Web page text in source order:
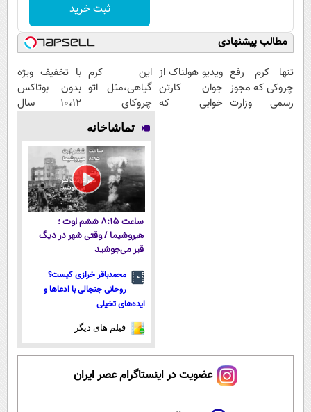
ثبت خرید
مطالب پیشنهادی
تنها کرم رفع
چروکی که مجوز
رسمی وزارت
ویدیو هولناک از
جوان کارتن
خوابی که
این کرم
گیاهی،مثل اتو
چروکای
پوستتوصاف
میکنه!50%تخفیف
با تخفیف ویژه
بدون بوتاکس
۱۰،۱۲ سال
تماشاخانه
ساعت ۸:۱۵ ششم اوت ؛
هیروشیما / وقتی شهر در دیگ
قیر می‌جوشید
محمدباقر خرازی کیست؟
روحانی جنجالی با ادعاها و
ایده‌های تخیلی
فیلم های دیگر
عضویت در اینستاگرام عصر ایران